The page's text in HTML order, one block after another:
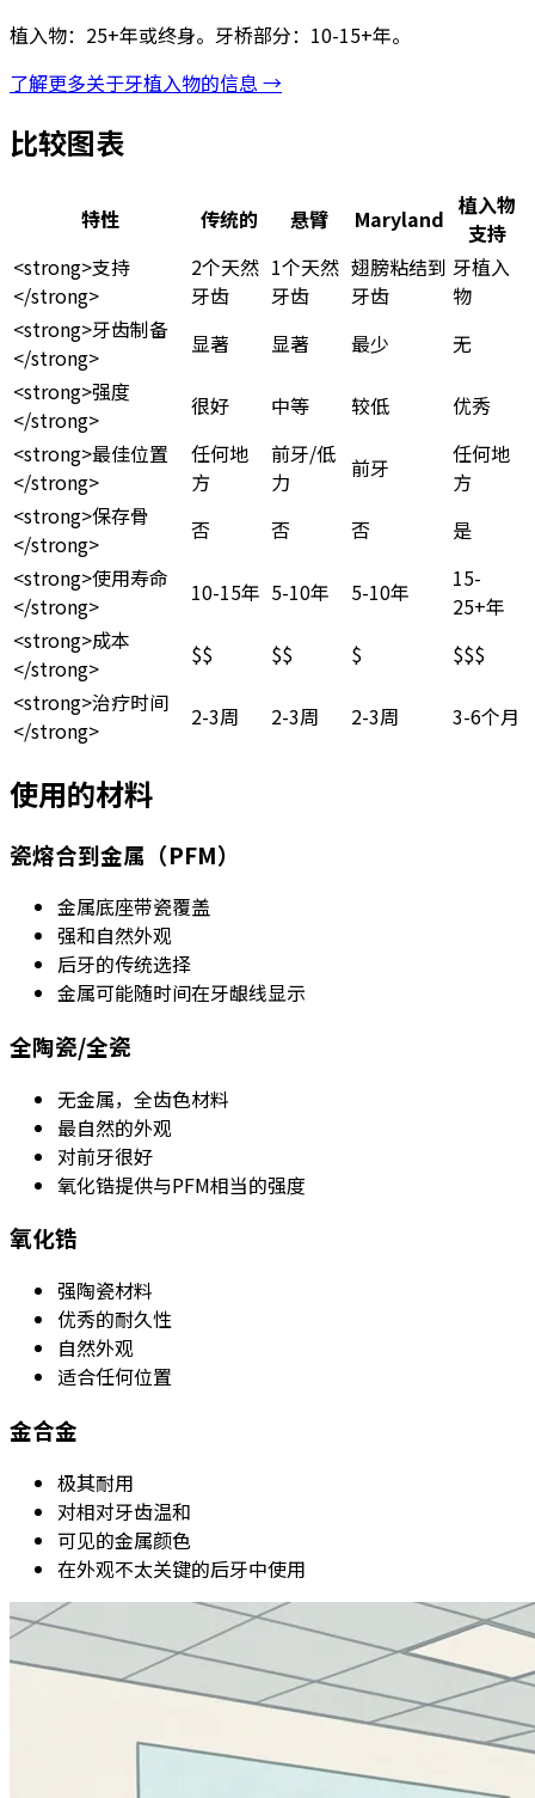
植入物：25+年或终身。牙桥部分：10-15+年。
了解更多关于牙植入物的信息 →
比较图表
特性 传统的 悬臂 Maryland 植入物
支持
<strong>支持
</strong>
2个天然
牙齿
1个天然
牙齿
翅膀粘结到
牙齿
牙植入
物
<strong>牙齿制备
</strong>
显著 显著 最少
无
<strong>强度
</strong>
很好 中等 较低
优秀
<strong>最佳位置
</strong>
任何地
方
前牙/低
力
前牙
任何地
方
<strong>保存骨
</strong>
否 否 否
是
<strong>使用寿命
</strong>
10-15年 5-10年 5-10年
15-
25+年
<strong>成本
</strong>
$$ $$ $
$$$
<strong>治疗时间
</strong>
2-3周 2-3周 2-3周 3-6个月
使用的材料
瓷熔合到金属（PFM）
金属底座带瓷覆盖
强和自然外观
后牙的传统选择
金属可能随时间在牙龈线显示
全陶瓷/全瓷
无金属，全齿色材料
最自然的外观
对前牙很好
氧化锆提供与PFM相当的强度
氧化锆
强陶瓷材料
优秀的耐久性
自然外观
适合任何位置
金合金
极其耐用
对相对牙齿温和
可见的金属颜色
在外观不太关键的后牙中使用